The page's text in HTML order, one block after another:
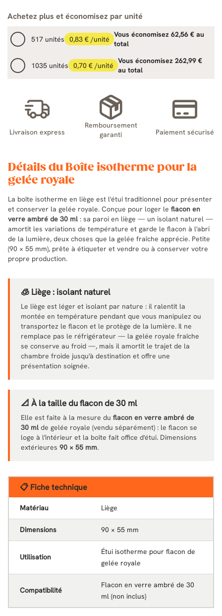
Achetez plus et économisez par unité
517 unités 0,83 € /unité
Vous économisez 62,56 € au
total
1035 unités 0,70 € /unité
Vous économisez 262,99 €
au total
Livraison express
Remboursement
garanti
Paiement sécurisé
Détails du Boîte isotherme pour la
gelée royale
La boîte isotherme en liège est l'étui traditionnel pour présenter
et conserver la gelée royale. Conçue pour loger le flacon en
verre ambré de 30 ml : sa paroi en liège — un isolant naturel —
amortit les variations de température et garde le flacon à l'abri
de la lumière, deux choses que la gelée fraîche apprécie. Petite
(90 × 55 mm), prête à étiqueter et vendre ou à conserver votre
propre production.
🧊 Liège : isolant naturel
Le liège est léger et isolant par nature : il ralentit la
montée en température pendant que vous manipulez ou
transportez le flacon et le protège de la lumière. Il ne
remplace pas le réfrigérateur — la gelée royale fraîche
se conserve au froid —, mais il amortit le trajet de la
chambre froide jusqu'à destination et offre une
présentation soignée.
📐 À la taille du flacon de 30 ml
Elle est faite à la mesure du flacon en verre ambré de
30 ml de gelée royale (vendu séparément) : le flacon se
loge à l'intérieur et la boîte fait office d'étui. Dimensions
extérieures 90 × 55 mm.
📋 Fiche technique
Matériau Liège
Dimensions 90 × 55 mm
Utilisation
Étui isotherme pour flacon de
gelée royale
Compatibilité
Flacon en verre ambré de 30
ml (non inclus)